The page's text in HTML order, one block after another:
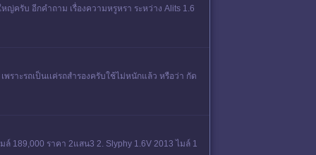
ญ่ครับ อีกคำถาม เรื่องความหรูหรา ระหว่าง Alits 1.6
ราะรถเป็นเเค่รถสำรองครับใช้ไม่หนักแล้ว หรือว่า กัด
189,000 ราคา 2แสน3 2. Slyphy 1.6V 2013 ไมล์ 1